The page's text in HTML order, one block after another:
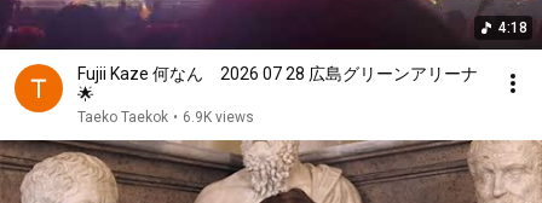
4:18
Fujii Kaze 何なん 2026 07 28 広島グリーンアリーナ
🌟
Taeko Taekok • 6.9K views